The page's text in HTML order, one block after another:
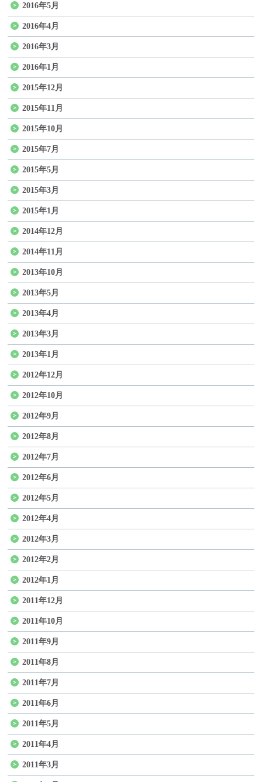
2016年5月
2016年4月
2016年3月
2016年1月
2015年12月
2015年11月
2015年10月
2015年7月
2015年5月
2015年3月
2015年1月
2014年12月
2014年11月
2013年10月
2013年5月
2013年4月
2013年3月
2013年1月
2012年12月
2012年10月
2012年9月
2012年8月
2012年7月
2012年6月
2012年5月
2012年4月
2012年3月
2012年2月
2012年1月
2011年12月
2011年10月
2011年9月
2011年8月
2011年7月
2011年6月
2011年5月
2011年4月
2011年3月